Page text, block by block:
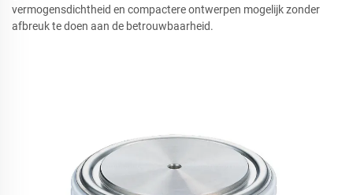
vermogensdichtheid en compactere ontwerpen mogelijk zonder
afbreuk te doen aan de betrouwbaarheid.